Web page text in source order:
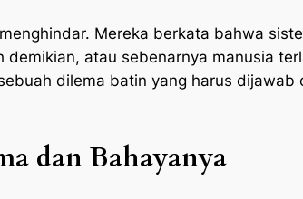
Mereka berkata bahwa
atau sebenarnya manusia
dilema batin yang harus dijawab
dan Bahayanya